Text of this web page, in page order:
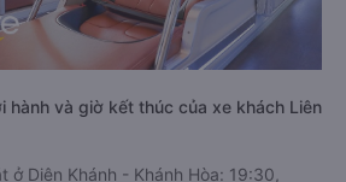
hành và giờ kết thúc của xe khách Liên
ở Diên Khánh - Khánh Hòa: 19:30,